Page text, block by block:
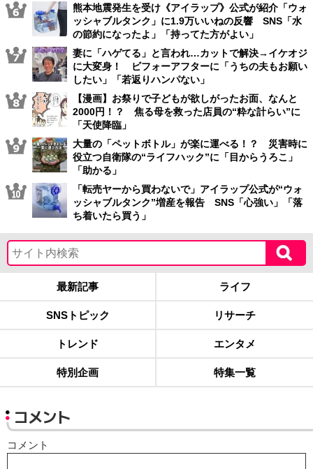
熊本地震発生を受け《アイラップ》公式が紹介「ウォ
ッシャブルタンク」に1.9万いいねの反響 SNS「水
の節約になったよ」「持ってた方がよい」
妻に「ハゲてる」と言われ…カットで解決→イケオジ
に大変身！ ビフォーアフターに「うちの夫もお願い
したい」「若返りハンパない」
【漫画】お祭りで子どもが欲しがったお面、なんと
2000円！？ 焦る母を救った店員の“粋な計らい”に
「天使降臨」
大量の「ペットボトル」が楽に運べる！？ 災害時に
役立つ自衛隊の“ライフハック”に「目からうろこ」
「助かる」
「転売ヤーから買わないで」アイラップ公式が“ウォ
ッシャブルタンク”増産を報告 SNS「心強い」「落
ち着いたら買う」
最新記事 ライフ
SNSトピック リサーチ
トレンド エンタメ
特別企画 特集一覧
コメント
コメント